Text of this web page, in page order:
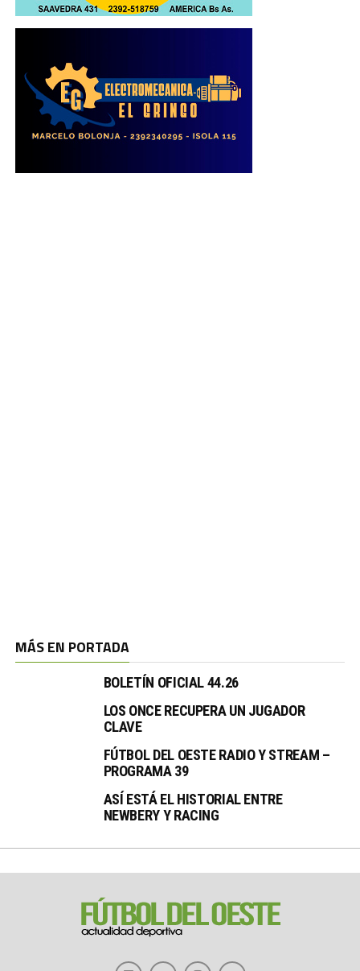
MÁS EN PORTADA
BOLETÍN OFICIAL 44.26
LOS ONCE RECUPERA UN JUGADOR
CLAVE
FÚTBOL DEL OESTE RADIO Y STREAM –
PROGRAMA 39
ASÍ ESTÁ EL HISTORIAL ENTRE
NEWBERY Y RACING